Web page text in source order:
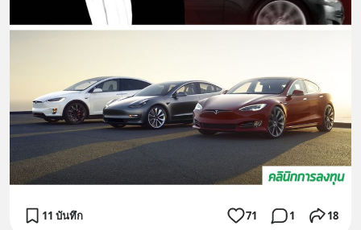
11 บันทึก 71 1 18